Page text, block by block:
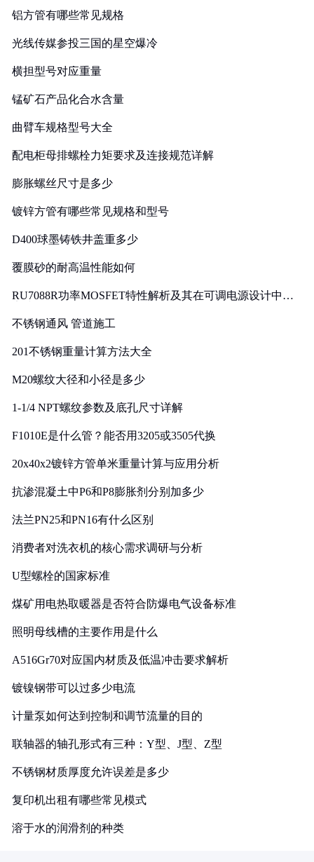
铝方管有哪些常见规格
光线传媒参投三国的星空爆冷
横担型号对应重量
锰矿石产品化合水含量
曲臂车规格型号大全
配电柜母排螺栓力矩要求及连接规范详解
膨胀螺丝尺寸是多少
镀锌方管有哪些常见规格和型号
D400球墨铸铁井盖重多少
覆膜砂的耐高温性能如何
RU7088R功率MOSFET特性解析及其在可调电源设计中的
不锈钢通风 管道施工
201不锈钢重量计算方法大全
M20螺纹大径和小径是多少
1-1/4 NPT螺纹参数及底孔尺寸详解
F1010E是什么管？能否用3205或3505代换
20x40x2镀锌方管单米重量计算与应用分析
抗渗混凝土中P6和P8膨胀剂分别加多少
法兰PN25和PN16有什么区别
消费者对洗衣机的核心需求调研与分析
U型螺栓的国家标准
煤矿用电热取暖器是否符合防爆电气设备标准
照明母线槽的主要作用是什么
A516Gr70对应国内材质及低温冲击要求解析
镀镍钢带可以过多少电流
计量泵如何达到控制和调节流量的目的
联轴器的轴孔形式有三种：Y型、J型、Z型
不锈钢材质厚度允许误差是多少
复印机出租有哪些常见模式
溶于水的润滑剂的种类